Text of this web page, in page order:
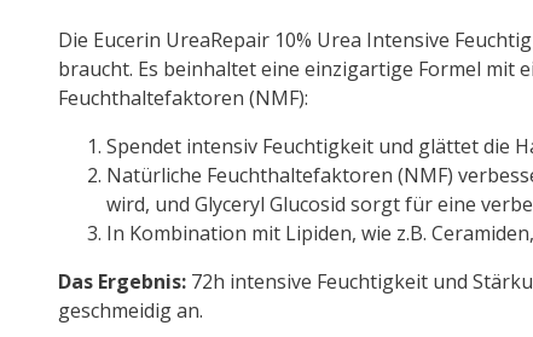
Die Eucerin UreaRepair 10% Urea Intensive
braucht. Es beinhaltet eine einzigartige Formel mit
Feuchthaltefaktoren (NMF):
Spendet intensiv Feuchtigkeit und glättet die
Natürliche Feuchthaltefaktoren (NMF)
wird, und Glyceryl Glucosid sorgt für eine
In Kombination mit Lipiden, wie z.B.
Das Ergebnis: 72h intensive Feuchtigkeit und
geschmeidig an.